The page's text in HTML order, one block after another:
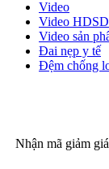
Video
Video HDSD
Video sản
Đai nẹp y tế
Đệm chống
Nhận mã giảm